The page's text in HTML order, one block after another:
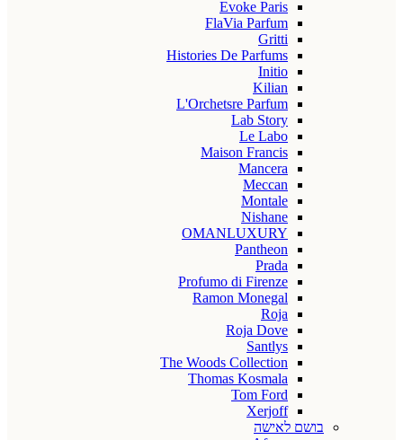
Evoke Paris
FlaVia Parfum
Gritti
Histories De Parfums
Initio
Kilian
L'Orchetsre Parfum
Lab Story
Le Labo
Maison Francis
Mancera
Meccan
Montale
Nishane
OMANLUXURY
Pantheon
Prada
Profumo di Firenze
Ramon Monegal
Roja
Roja Dove
Santlys
The Woods Collection
Thomas Kosmala
Tom Ford
Xerjoff
בושם לאישה